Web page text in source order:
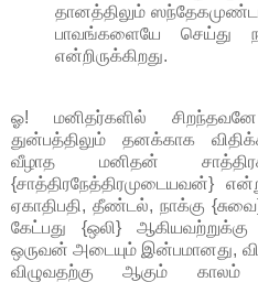
தானத்திலும்
பாவங்களையே செய்து
என்றிருக்கிறது.
ஓ! மனிதர்களில்
துன்பத்திலும் தனக்காக
வீழாத மனிதன்
{சாத்திரநேத்திரமுடையவன்}
ஏகாதிபதி, தீண்டல், நாக்கு
கேட்பது {ஒலி}
ஒருவன் அடையும் இன்பமானது,
விழுவதற்கு ஆகும்